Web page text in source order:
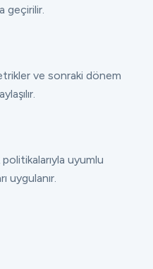
geçirilir.
ve sonraki dönem
uyumlu
uygulanır.